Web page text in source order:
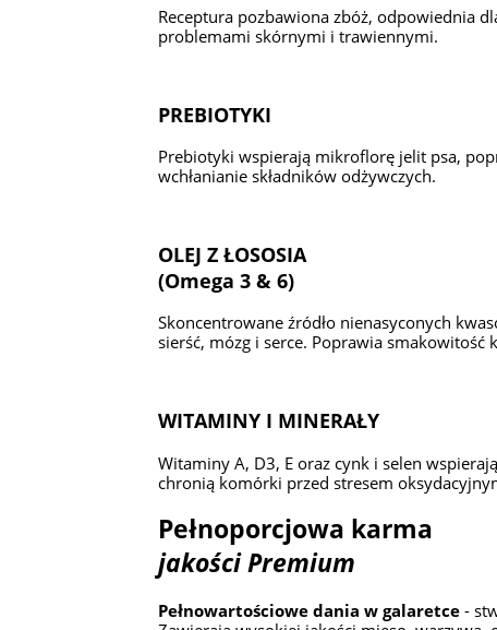
Receptura pozbawiona zbóż, odpowiednia
problemami skórnymi i trawiennymi.
PREBIOTYKI
Prebiotyki wspierają mikroflorę jelit psa,
wchłanianie składników odżywczych.
OLEJ Z ŁOSOSIA
(Omega 3 & 6)
Skoncentrowane źródło nienasyconych
sierść, mózg i serce. Poprawia smakowitość
WITAMINY I MINERAŁY
Witaminy A, D3, E oraz cynk i selen
chronią komórki przed stresem
Pełnoporcjowa karma
jakości Premium
Pełnowartościowe dania w galaretce -